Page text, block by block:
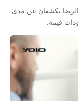
والرضا يكشفان عن مدى
قيمة.